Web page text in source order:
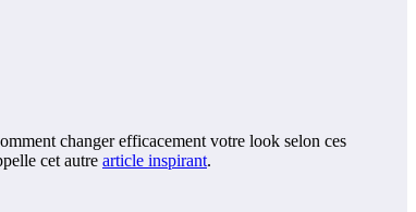
changer efficacement votre look selon ces
cet autre article inspirant.